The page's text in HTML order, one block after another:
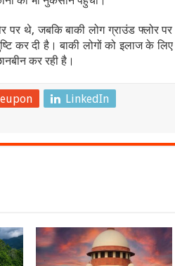
पर थे, जबकि बाकी लोग ग्राउंड फ्लोर पर
कर दी है। बाकी लोगों को इलाज के लिए
कर रही है।
LinkedIn